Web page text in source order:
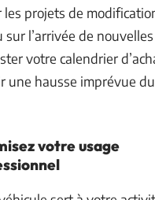
les projets de
sur l’arrivée de
votre calendrier
une hausse imprévue
votre usage